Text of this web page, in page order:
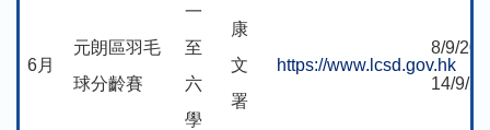
6月
元朗區羽毛
球分齡賽
一
至
六
學
康
文
署
https://www.lcsd.gov.hk
8/9/
14/9/